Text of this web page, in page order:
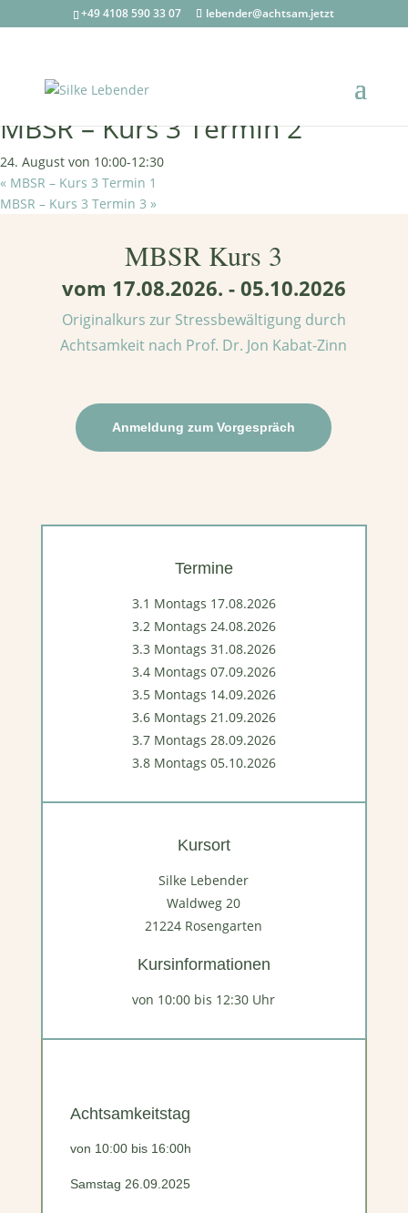
+49 4108 590 33 07 lebender@achtsam.jetzt
MBSR – Kurs 3 Termin 2
24. August von 10:00-12:30
« MBSR – Kurs 3 Termin 1
MBSR – Kurs 3 Termin 3 »
MBSR Kurs 3
vom 17.08.2026. - 05.10.2026
Originalkurs zur Stressbewältigung durch
Achtsamkeit nach Prof. Dr. Jon Kabat-Zinn
Anmeldung zum Vorgespräch
Termine
3.1 Montags 17.08.2026
3.2 Montags 24.08.2026
3.3 Montags 31.08.2026
3.4 Montags 07.09.2026
3.5 Montags 14.09.2026
3.6 Montags 21.09.2026
3.7 Montags 28.09.2026
3.8 Montags 05.10.2026
Kursort
Silke Lebender
Waldweg 20
21224 Rosengarten
Kursinformationen
von 10:00 bis 12:30 Uhr
Achtsamkeitstag
von 10:00 bis 16:00h
Samstag 26.09.2025